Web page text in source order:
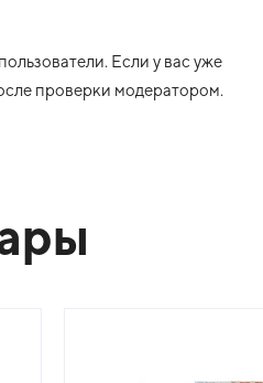
Если у вас уже
проверки модератором.